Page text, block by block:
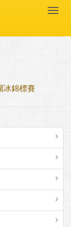
冰錦標賽